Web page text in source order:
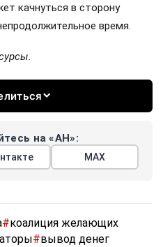
качнуться в сторону
время.
на «АН»:
МАХ
#коалиция желающих
#вывод денег